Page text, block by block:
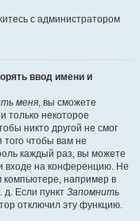
с администратором
ввод имени и
меня, вы сможете
только некоторое
никто другой не смог
того чтобы вам не
каждый раз, вы можете
входе на конференцию. Не
компьютере, например в
д. Если пункт Запомнить
отключил эту функцию.